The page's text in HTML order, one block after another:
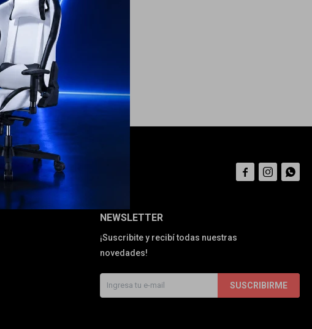
NEWSLETTER
¡Suscribite y recibí todas nuestras
novedades!
SUSCRIBIRME
  